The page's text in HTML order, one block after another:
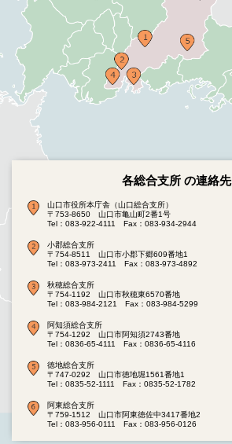
各総合支所 の連絡先
山口市役所本庁舎（山口総合支所）
〒753-8650 山口市亀山町2番1号
Tel：083-922-4111
Fax：083-934-2944
小郡総合支所
〒754-8511 山口市小郡下郷609番地1
Tel：083-973-2411
Fax：083-973-4892
秋穂総合支所
〒754-1192 山口市秋穂東6570番地
Tel：083-984-2121
Fax：083-984-5299
阿知須総合支所
〒754-1292 山口市阿知須2743番地
Tel：0836-65-4111
Fax：0836-65-4116
徳地総合支所
〒747-0292 山口市徳地堀1561番地1
Tel：0835-52-1111
Fax：0835-52-1782
阿東総合支所
〒759-1512 山口市阿東徳佐中3417番地2
Tel：083-956-0111
Fax：083-956-0126